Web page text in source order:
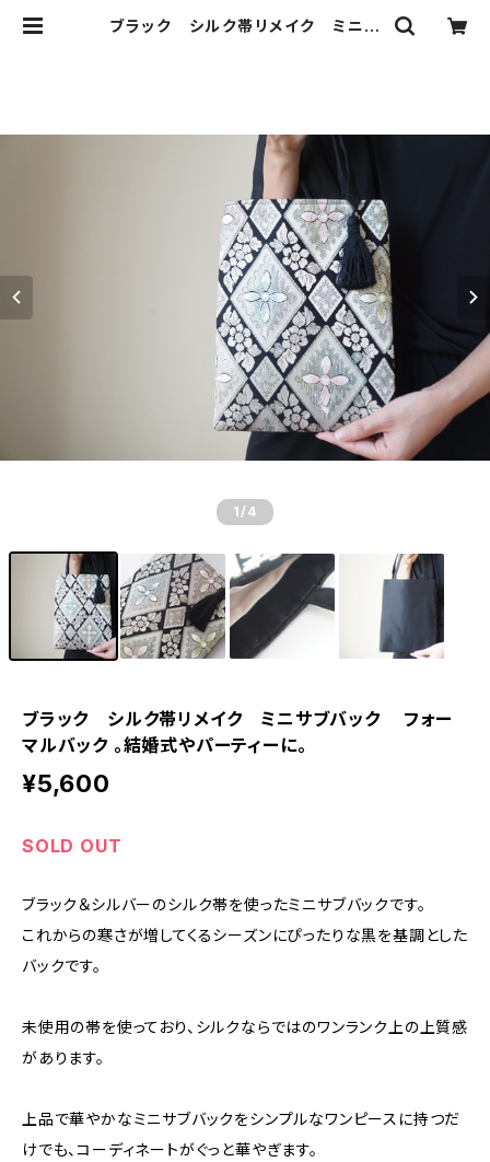
ブラック シルク帯リメイク ミニサ
1 /4
ブラック シルク帯リメイク ミニサブバック フォー
マルバック 。結婚式やパーティーに。
¥5,600
SOLD OUT
ブラック＆シルバーのシルク帯を使ったミニサブバックです。
これからの寒さが増してくるシーズンにぴったりな黒を基調とした
バックです。
未使用の帯を使っており、シルクならではのワンランク上の上質感
があります。
上品で華やかなミニサブバックをシンプルなワンピースに持つだ
けでも、コーディネートがぐっと華やぎます。